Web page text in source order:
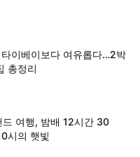
이베이보다 여유롭다…2박
총정리
드 여행, 밤배 12시간 30
시의 햇빛